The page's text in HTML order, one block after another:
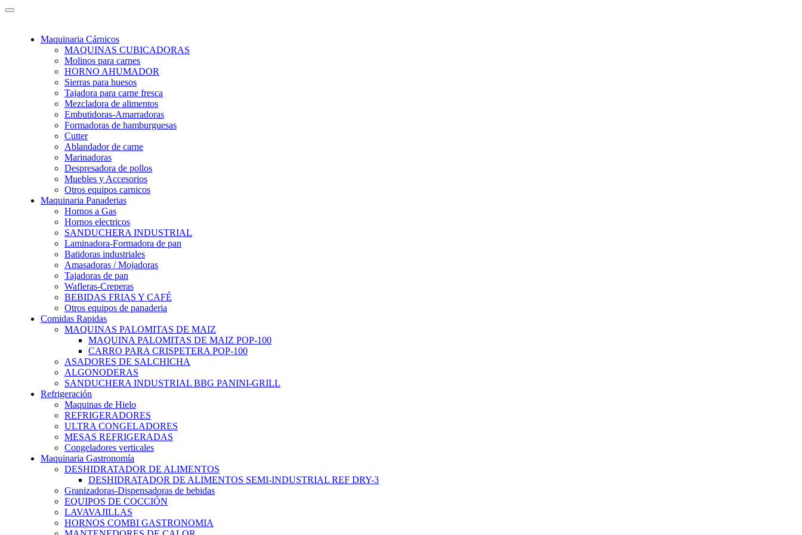
Maquinaria Cárnicos
MAQUINAS CUBICADORAS
Molinos para carnes
HORNO AHUMADOR
Sierras para huesos
Tajadora para carne fresca
Mezcladora de alimentos
Embutidoras-Amarradoras
Formadoras de hamburguesas
Cutter
Ablandador de carne
Marinadoras
Despresadora de pollos
Muebles y Accesorios
Otros equipos carnicos
Maquinaria Panaderias
Hornos a Gas
Hornos electricos
SANDUCHERA INDUSTRIAL
Laminadora-Formadora de pan
Batidoras industriales
Amasadoras / Mojadoras
Tajadoras de pan
Wafleras-Creperas
BEBIDAS FRIAS Y CAFÉ
Otros equipos de panaderia
Comidas Rapidas
MAQUINAS PALOMITAS DE MAIZ
MAQUINA PALOMITAS DE MAIZ POP-100
CARRO PARA CRISPETERA POP-100
ASADORES DE SALCHICHA
ALGONODERAS
SANDUCHERA INDUSTRIAL BBG PANINI-GRILL
Refrigeración
Maquinas de Hielo
REFRIGERADORES
ULTRA CONGELADORES
MESAS REFRIGERADAS
Congeladores verticales
Maquinaria Gastronomía
DESHIDRATADOR DE ALIMENTOS
DESHIDRATADOR DE ALIMENTOS SEMI-INDUSTRIAL REF DRY-3
Granizadoras-Dispensadoras de bebidas
EQUIPOS DE COCCIÓN
LAVAVAJILLAS
HORNOS COMBI GASTRONOMIA